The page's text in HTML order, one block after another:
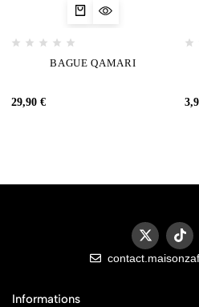
BAGUE QAMARI
29,90 €
Informations